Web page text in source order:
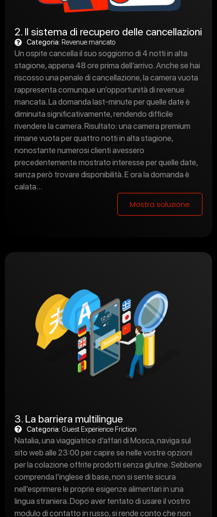
2. Il sistema di recupero delle cancellazioni
Categoria: Revenue mancato
Un ospite cancella il suo soggiorno di 4 notti in alta
stagione, appena 48 ore prima dell’arrivo. Anche se hai
riscosso una penale di cancellazione, la camera vuota
rappresenta comunque un’opportunità di revenue
mancata. La domanda last-minute per quelle date è
diminuita significativamente, rendendo difficile
rivendere la camera. Risultato: una camera premium
rimane vuota per quattro notti in alta stagione,
nonostante numerosi clienti avessero
precedentemente mostrato interesse per quelle date,
senza però trovare disponibilità. E ora la domanda è
calata…
Mostra soluzione
3. La barriera multilingue
Categoria: Guest Experience Friction
Natalia, una viaggiatrice d’affari di Mosca, naviga sul
sito web alle 23:00 per capire se nelle vostre opzioni
per la colazione offrite prodotti senza glutine. Sebbene
comprenda l’inglese di base, non si sente sicura
nell’esprimere le proprie esigenze alimentari in una
lingua straniera. Dopo aver tentato di usare il vostro
modulo di contatto in russo, si rende conto che non